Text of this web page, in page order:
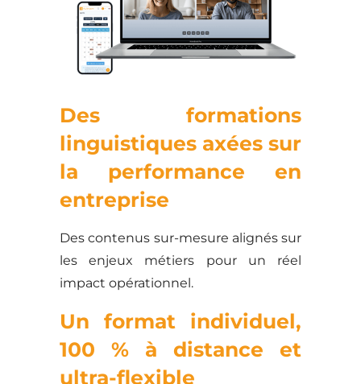
Des formations
linguistiques axées sur
la performance en
entreprise
Des contenus sur-mesure alignés sur
les enjeux métiers pour un réel
impact opérationnel.
Un format individuel,
100 % à distance et
ultra-flexible